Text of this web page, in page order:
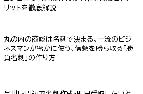
リットを徹底解説
丸の内の商談は名刺で決まる。一流のビジ
ネスマンが密かに使う、信頼を勝ち取る「勝
負名刺」の作り方